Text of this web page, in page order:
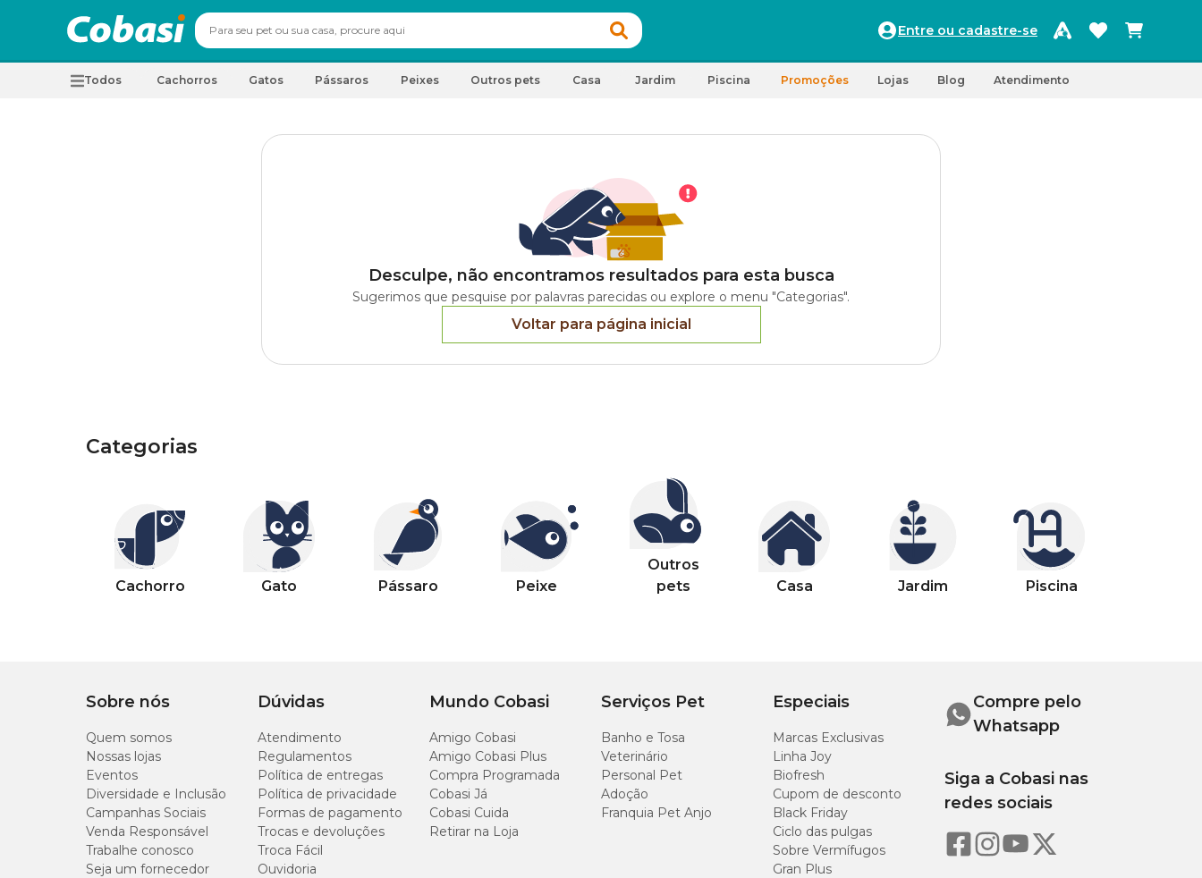
Entre ou cadastre-se
Todos Cachorros Gatos Pássaros Peixes Outros pets Casa Jardim Piscina Promoções Lojas Blog Atendimento
Desculpe, não encontramos resultados para esta busca
Sugerimos que pesquise por palavras parecidas ou explore o menu "Categorias".
Voltar para página inicial
Categorias
Cachorro Gato Pássaro Peixe
Outros
pets
Casa Jardim Piscina
Sobre nós
Quem somos
Nossas lojas
Eventos
Diversidade e Inclusão
Campanhas Sociais
Venda Responsável
Trabalhe conosco
Seja um fornecedor
Dúvidas
Atendimento
Regulamentos
Política de entregas
Política de privacidade
Formas de pagamento
Trocas e devoluções
Troca Fácil
Ouvidoria
Mundo Cobasi
Amigo Cobasi
Amigo Cobasi Plus
Compra Programada
Cobasi Já
Cobasi Cuida
Retirar na Loja
Serviços Pet
Banho e Tosa
Veterinário
Personal Pet
Adoção
Franquia Pet Anjo
Especiais
Marcas Exclusivas
Linha Joy
Biofresh
Cupom de desconto
Black Friday
Ciclo das pulgas
Sobre Vermífugos
Gran Plus
Compre pelo
Whatsapp
Siga a Cobasi nas
redes sociais